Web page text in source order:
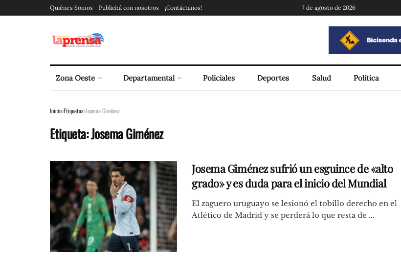
Quiénes Somos Publicitá con nosotros ¡Contáctanos! 7 de agosto de 2026
Zona Oeste Departamental Policiales Deportes Salud Política
Inicio Etiquetas Josema Giménez
Etiqueta:Josema Giménez
Josema Giménez sufrió un esguince de «alto
grado» y es duda para el inicio del Mundial
El zaguero uruguayo se lesionó el tobillo derecho en el
Atlético de Madrid y se perderá lo que resta de ...